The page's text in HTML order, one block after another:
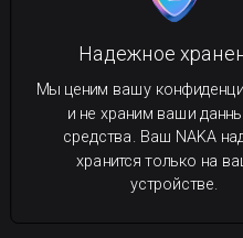
Надежное
Мы ценим вашу
и не храним ваши
средства. Ваш NAKA
хранится только на
устройстве.